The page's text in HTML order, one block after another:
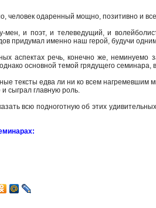
человек одаренный мощно, позитивно и
и поэт, и телеведущий, и
придумал именно наш герой, будучи
аспектах речь, конечно же,
основной темой грядущего семинара,
тексты едва ли ни ко всем
сыграл главную роль.
всю подноготную об этих